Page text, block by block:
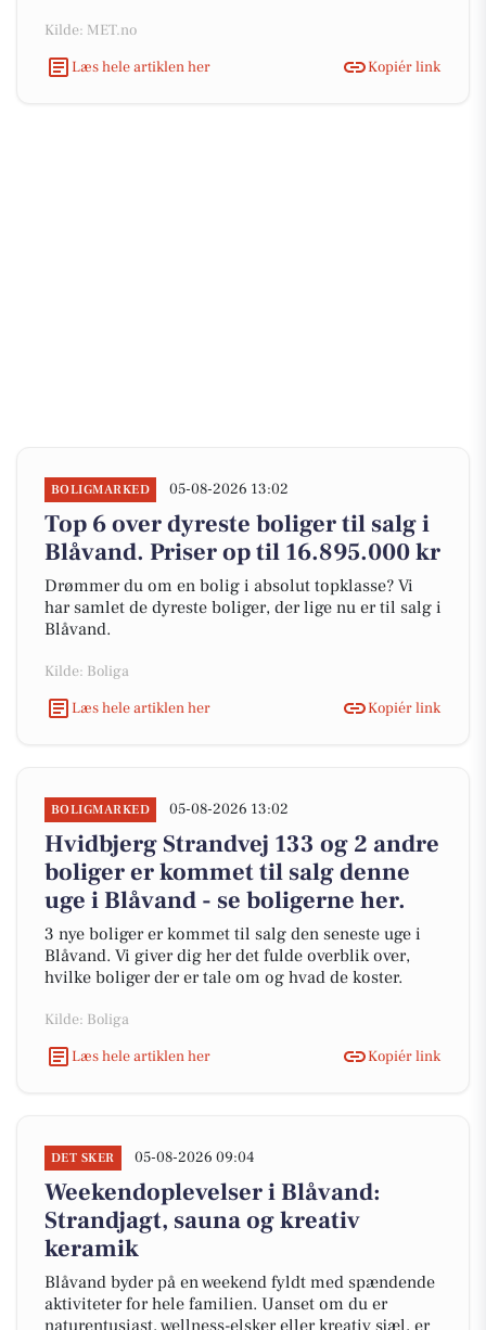
Kilde: MET.no
Læs hele artiklen her
Kopiér link
BOLIGMARKED 05-08-2026 13:02
Top 6 over dyreste boliger til salg i
Blåvand. Priser op til 16.895.000 kr
Drømmer du om en bolig i absolut topklasse? Vi
har samlet de dyreste boliger, der lige nu er til salg i
Blåvand.
Kilde: Boliga
Læs hele artiklen her
Kopiér link
BOLIGMARKED 05-08-2026 13:02
Hvidbjerg Strandvej 133 og 2 andre
boliger er kommet til salg denne
uge i Blåvand - se boligerne her.
3 nye boliger er kommet til salg den seneste uge i
Blåvand. Vi giver dig her det fulde overblik over,
hvilke boliger der er tale om og hvad de koster.
Kilde: Boliga
Læs hele artiklen her
Kopiér link
DET SKER 05-08-2026 09:04
Weekendoplevelser i Blåvand:
Strandjagt, sauna og kreativ
keramik
Blåvand byder på en weekend fyldt med spændende
aktiviteter for hele familien. Uanset om du er
naturentusiast, wellness-elsker eller kreativ sjæl, er